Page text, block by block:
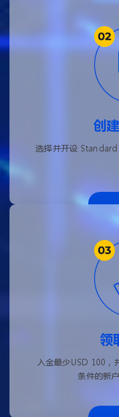
创
选择并开设
领
入金最少USD 100，
条件的新